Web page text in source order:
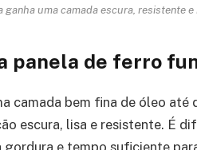
uma camada escura, resistente
panela de ferro
camada bem fina de óleo
escura, lisa e resistente. É